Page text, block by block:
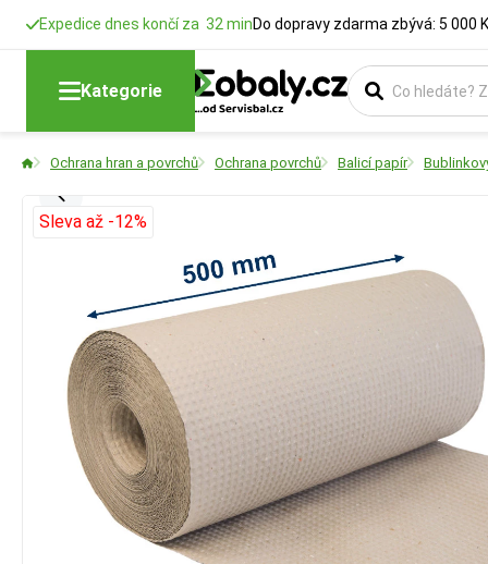
Expedice dnes končí za 32 minDo dopravy zdarma zbývá: 5 000
Kategorie
Ochrana hran a povrchů Ochrana povrchů Balicí papír
Sleva až -12%